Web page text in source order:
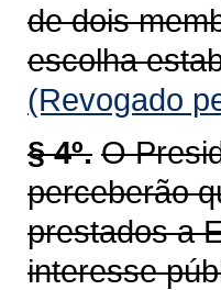
de dois
escolha
(Revogado
§ 4º. O
perceberão
prestados a
interesse